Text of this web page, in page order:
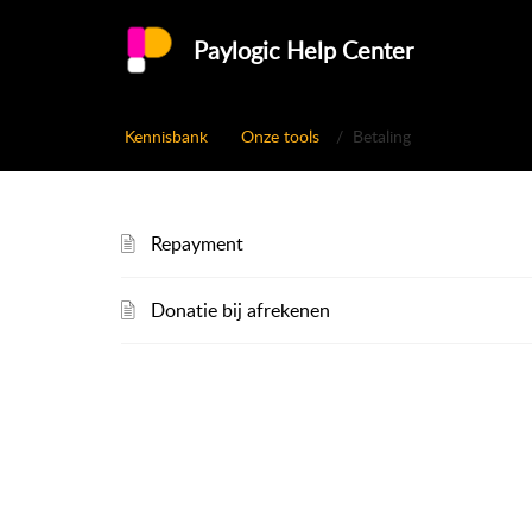
Paylogic Help Center
Kennisbank Onze tools Betaling
Repayment
Donatie bij afrekenen